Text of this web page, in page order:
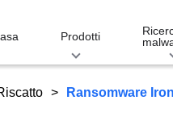
Prodotti
Ransomware